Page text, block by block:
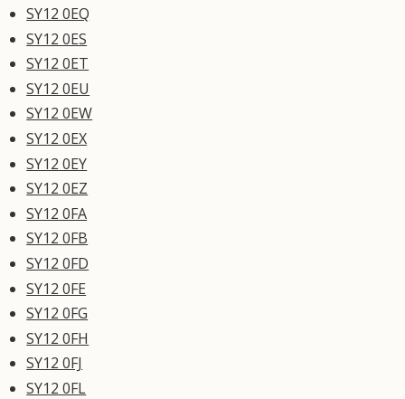
SY12 0EQ
SY12 0ES
SY12 0ET
SY12 0EU
SY12 0EW
SY12 0EX
SY12 0EY
SY12 0EZ
SY12 0FA
SY12 0FB
SY12 0FD
SY12 0FE
SY12 0FG
SY12 0FH
SY12 0FJ
SY12 0FL